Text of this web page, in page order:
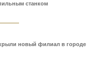
станком
новый филиал в городе